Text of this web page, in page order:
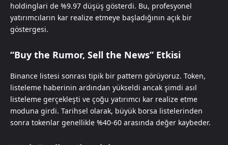
holdinglari de %9.97 düşüş gösterdi. Bu, profesyonel
yatırımcıların kar realize etmeye başladığının açık bir
göstergesi.
“Buy the Rumor, Sell the News” Etkisi
Binance listesi sonrası tipik bir pattern görüyoruz. Token,
listeleme haberinin ardından yükseldi ancak şimdi asıl
listeleme gerçekleşti ve çoğu yatırımcı kar realize etme
moduna girdi. Tarihsel olarak, büyük borsa listelerinden
sonra tokenlar genellikle %40-60 arasında değer kaybeder.